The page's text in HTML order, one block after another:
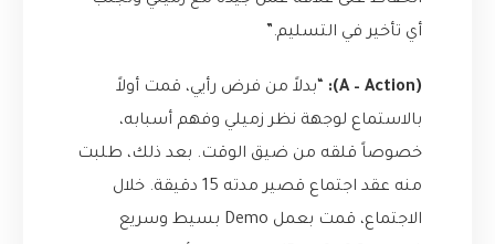
أي تأخير في التسليم.”
(A – Action):
“بدلاً من فرض رأيي، قمت أولاً
بالاستماع لوجهة نظر زميلي وفهم أسبابه،
خصوصاً قلقه من ضيق الوقت. بعد ذلك، طلبت
منه عقد اجتماع قصير مدته 15 دقيقة. خلال
الاجتماع، قمت بعمل Demo بسيط وسريع